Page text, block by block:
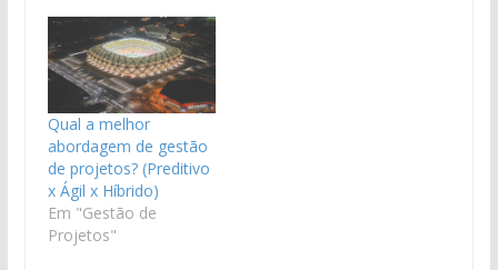
Qual a melhor
abordagem de gestão
de projetos? (Preditivo
x Ágil x Híbrido)
Em "Gestão de
Projetos"